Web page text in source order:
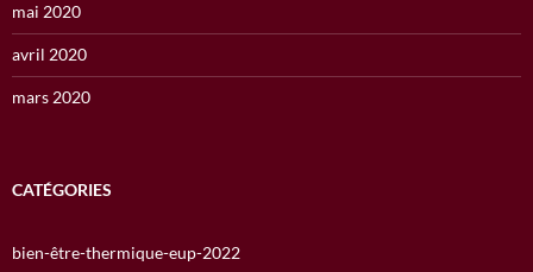
mai 2020
avril 2020
mars 2020
CATÉGORIES
bien-être-thermique-eup-2022